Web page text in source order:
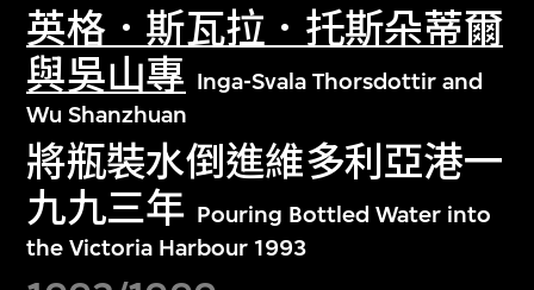
英格．斯瓦拉．托斯朵蒂爾
與吳山專 Inga-Svala Thorsdottir and
Wu Shanzhuan
將瓶裝水倒進維多利亞港一
九九三年 Pouring Bottled Water into
the Victoria Harbour 1993